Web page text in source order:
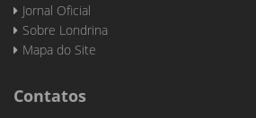
Jornal Oficial
Sobre Londrina
Mapa do Site
Contatos